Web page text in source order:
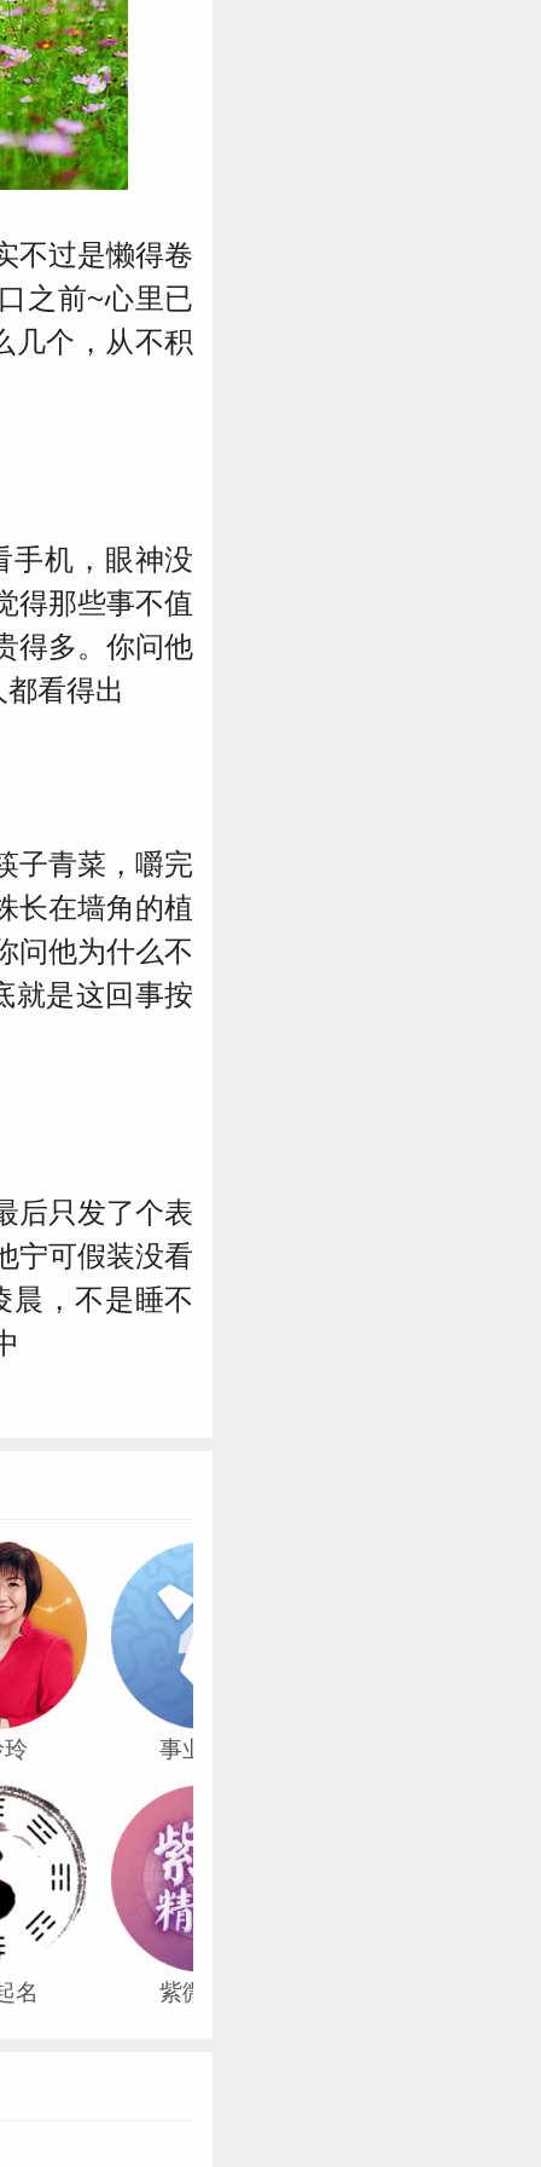
航
不过是懒得卷
之前~心里已
几个，从不积
手机，眼神没
得那些事不值
得多。你问他
看得出
子青菜，嚼完
长在墙角的植
问他为什么不
就是这回事按
后只发了个表
宁可假装没看
晨，不是睡不
事业详批
名 紫微精批